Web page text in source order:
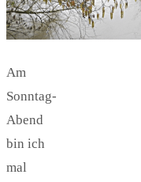
Am
Sonntag-
Abend
bin ich
mal